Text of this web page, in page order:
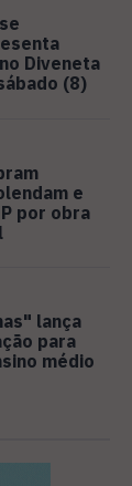
Diveneta
(8)
e
por obra
lança
para
médio